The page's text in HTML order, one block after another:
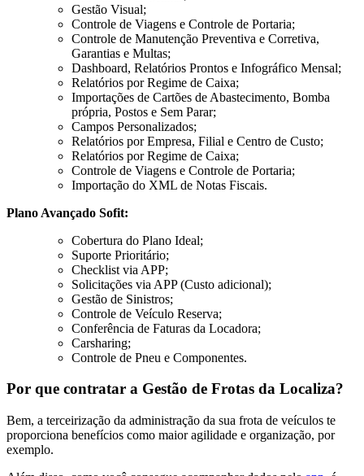
Gestão Visual;
Controle de Viagens e Controle de Portaria;
Controle de Manutenção Preventiva e Corretiva,
Garantias e Multas;
Dashboard, Relatórios Prontos e Infográfico Mensal;
Relatórios por Regime de Caixa;
Importações de Cartões de Abastecimento, Bomba
própria, Postos e Sem Parar;
Campos Personalizados;
Relatórios por Empresa, Filial e Centro de Custo;
Relatórios por Regime de Caixa;
Controle de Viagens e Controle de Portaria;
Importação do XML de Notas Fiscais.
Plano Avançado Sofit:
Cobertura do Plano Ideal;
Suporte Prioritário;
Checklist via APP;
Solicitações via APP (Custo adicional);
Gestão de Sinistros;
Controle de Veículo Reserva;
Conferência de Faturas da Locadora;
Carsharing;
Controle de Pneu e Componentes.
Por que contratar a Gestão de Frotas da Localiza?
Bem, a terceirização da administração da sua frota de veículos te
proporciona benefícios como maior agilidade e organização, por
exemplo.